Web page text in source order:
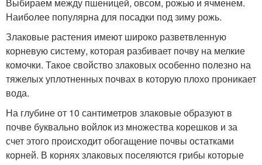
Наиболее популярна для посадки под зиму рожь.
Злаковые растения имеют широко разветвленную
корневую систему, которая разбивает почву на мелкие
комочки. Такое свойство злаковых особенно полезно на
тяжелых уплотненных почвах в которую плохо проникает
вода.
На глубине от 10 сантиметров злаковые образуют в
почве буквально войлок из множества корешков и за
счет этого происходит обогащение почвы остатками
корней. В корнях злаковых поселяются грибы которые